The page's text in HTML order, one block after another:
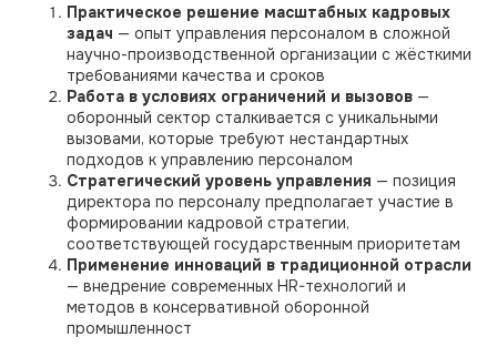
Практическое решение масштабных кадровых
задач — опыт управления персоналом в сложной
научно-производственной организации с жёсткими
требованиями качества и сроков
Работа в условиях ограничений и вызовов —
оборонный сектор сталкивается с уникальными
вызовами, которые требуют нестандартных
подходов к управлению персоналом
Стратегический уровень управления — позиция
директора по персоналу предполагает участие в
формировании кадровой стратегии,
соответствующей государственным приоритетам
Применение инноваций в традиционной отрасли
— внедрение современных HR-технологий и
методов в консервативной оборонной
промышленност